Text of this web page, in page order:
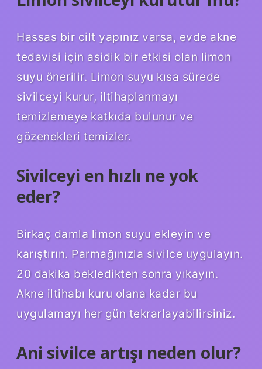
Hassas bir cilt yapınız varsa, evde akne
tedavisi için asidik bir etkisi olan limon
suyu önerilir. Limon suyu kısa sürede
sivilceyi kurur, iltihaplanmayı
temizlemeye katkıda bulunur ve
gözenekleri temizler.
Sivilceyi en hızlı ne yok
eder?
Birkaç damla limon suyu ekleyin ve
karıştırın. Parmağınızla sivilce uygulayın.
20 dakika bekledikten sonra yıkayın.
Akne iltihabı kuru olana kadar bu
uygulamayı her gün tekrarlayabilirsiniz.
Ani sivilce artışı neden olur?